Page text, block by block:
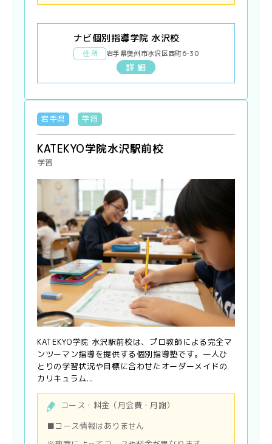
ナビ個別指導学院 水沢校
住 所 岩手県奥州市水沢区西町6-30
詳 細
岩手県 学習
KATEKYO学院水沢駅前校
学習
KATEKYO学院 水沢駅前校は、プロ教師による完全マ
ンツーマン指導を提供する個別指導塾です。一人ひ
とりの学習状況や目標に合わせたオーダーメイドの
カリキュラム...
コース・料金（月会費・月謝）
■コース情報はありません